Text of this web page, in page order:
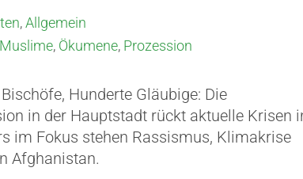
,Allgemein
Muslime, Ökumene, Prozession
Hunderte Gläubige: Die
in der Hauptstadt rückt aktuelle Krisen
im Fokus stehen Rassismus, Klimakrise
Afghanistan.